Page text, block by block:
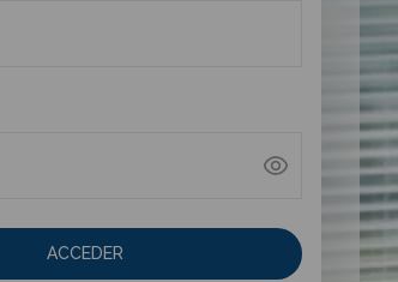
ACCEDER